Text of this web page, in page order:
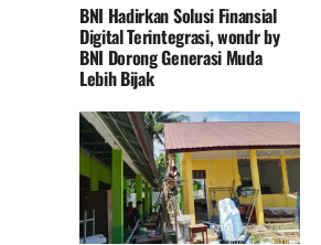
BNI Hadirkan Solusi Finansial
Digital Terintegrasi, wondr by
BNI Dorong Generasi Muda
Lebih Bijak